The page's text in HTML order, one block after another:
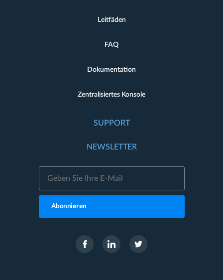
Leitfäden
FAQ
Dokumentation
Zentralisiertes Konsole
SUPPORT
NEWSLETTER
Abonnieren